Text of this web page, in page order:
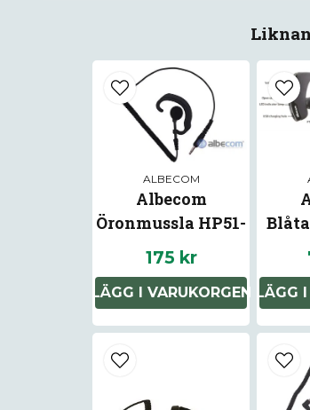
ALBECOM
Albecom
Öronmussla HP51-
S Inre
175 kr
LÄGG I VARUKORGEN LÄGG